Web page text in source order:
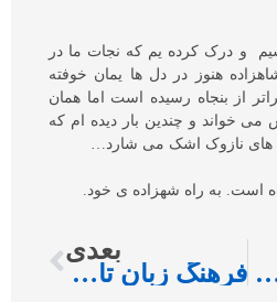
و درک کرده یم که نجات ما در
هنوز در دل ها یمان خوفته
از بنجاه رسیده است اما همان
می خواند و چندین بار دیده ام که
نازوک اشک می شارد…
است. به راه شهزاده ی خود.
هم تند و هم ظریف باشد
بعدی
فرهنگ زبان تاجیکی بعد از 36 سال در تهران نشر خواهد شد